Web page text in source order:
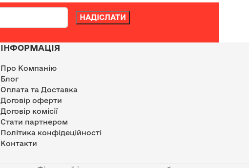
ІНФОРМАЦІЯ
Про Компанію
Блог
Оплата та Доставка
Договір оферти
Договір комісії
Стати партнером
Політика конфідеційності
Контакти